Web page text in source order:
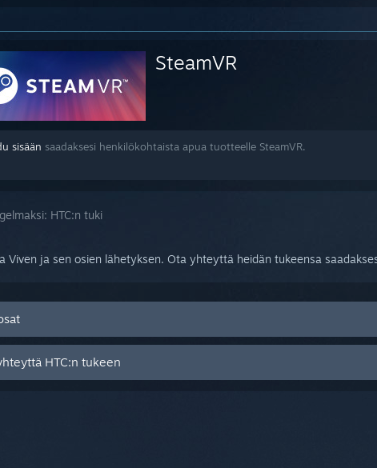
SteamVR
sisään saadaksesi henkilökohtaista apua tuotteelle SteamVR.
HTC:n tuki
Viven ja sen osien lähetyksen. Ota yhteyttä heidän tukeensa
HTC:n tukeen